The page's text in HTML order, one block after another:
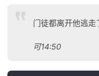
门徒都离开他逃走
可14:50